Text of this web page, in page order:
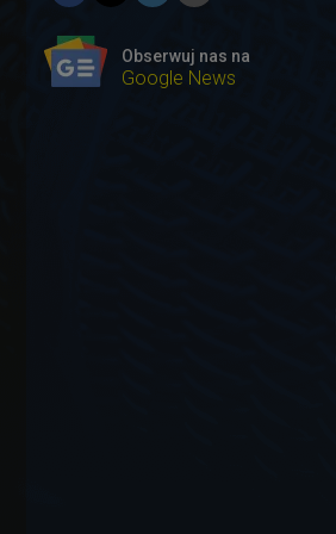
Obserwuj nas na
Google News